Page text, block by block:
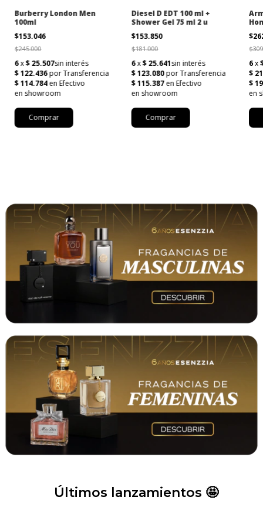
Burberry London Men
100ml
$153.046
$245.000
Diesel D EDT 100 ml +
Shower Gel 75 ml 2 u
$153.850
$181.000
Últimos lanzamientos 🤩